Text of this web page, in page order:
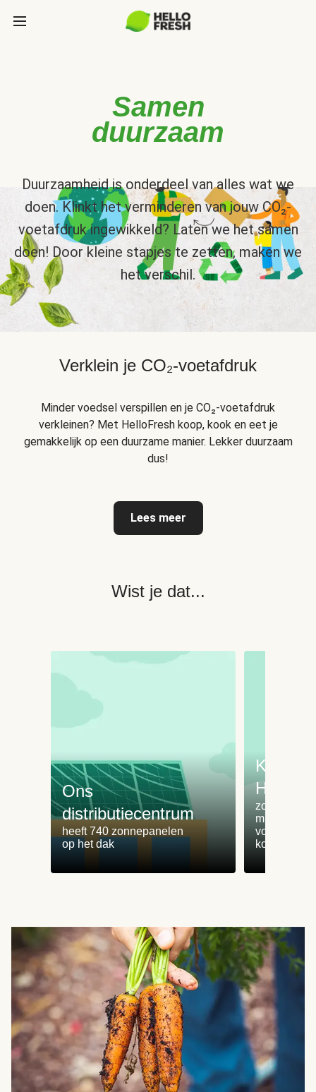
Samen
duurzaam
Duurzaamheid is onderdeel van alles wat we
doen. Klinkt het verminderen van jouw CO₂-
voetafdruk ingewikkeld? Laten we het samen
doen! Door kleine stapjes te zetten, maken we
het verschil.
Verklein je CO₂-voetafdruk
Minder voedsel verspillen en je CO₂-voetafdruk
verkleinen? Met HelloFresh koop, kook en eet je
gemakkelijk op een duurzame manier. Lekker duurzaam
dus!
Lees meer
Wist je dat...
Ons
distributiecentrum
heeft 740 zonnepanelen
op het dak
Koken
zorgt voor
minder
koken